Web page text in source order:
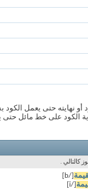
أو نهايته حتى يعمل
الكود على خط مائل
كالتالي .
[/b]
[/i]